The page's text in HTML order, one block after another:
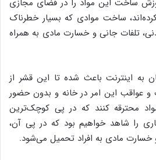
ساخت این مواد را در فضای مجازی
ساخت موادی که بسیار خطرناک
تلفات جانی و خسارت مادی به همراه
به اینترنت باعث شده تا این قشر از
و عواقب این امر در خانه و بدون حضور
محترقه کنند که در پی کوچک‌ترین
را شاهد خواهیم بود که در پی آن،
خسارت مادی به افراد تحمیل می‌شود.